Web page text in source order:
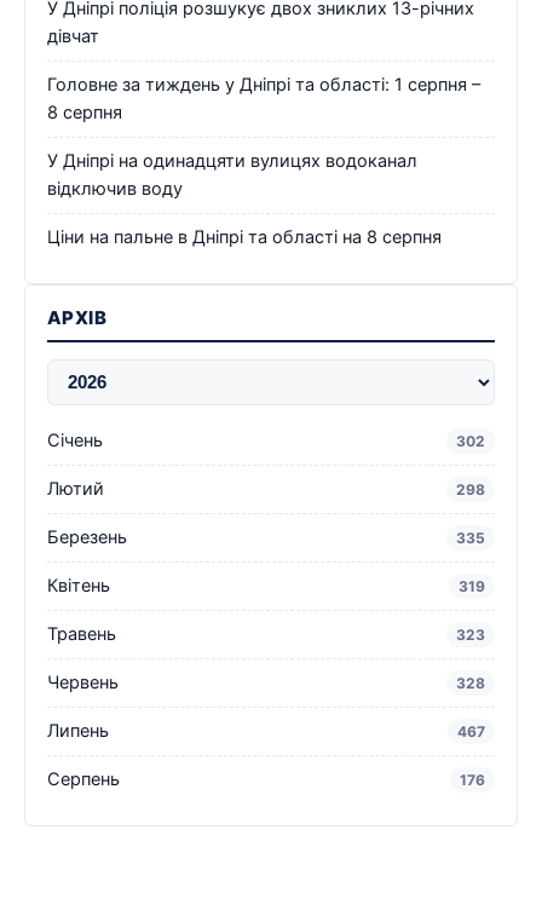
У Дніпрі поліція розшукує двох зниклих 13-річних
дівчат
Головне за тиждень у Дніпрі та області: 1 серпня –
8 серпня
У Дніпрі на одинадцяти вулицях водоканал
відключив воду
Ціни на пальне в Дніпрі та області на 8 серпня
АРХІВ
Січень 302
Лютий 298
Березень 335
Квітень 319
Травень 323
Червень 328
Липень 467
Серпень 176